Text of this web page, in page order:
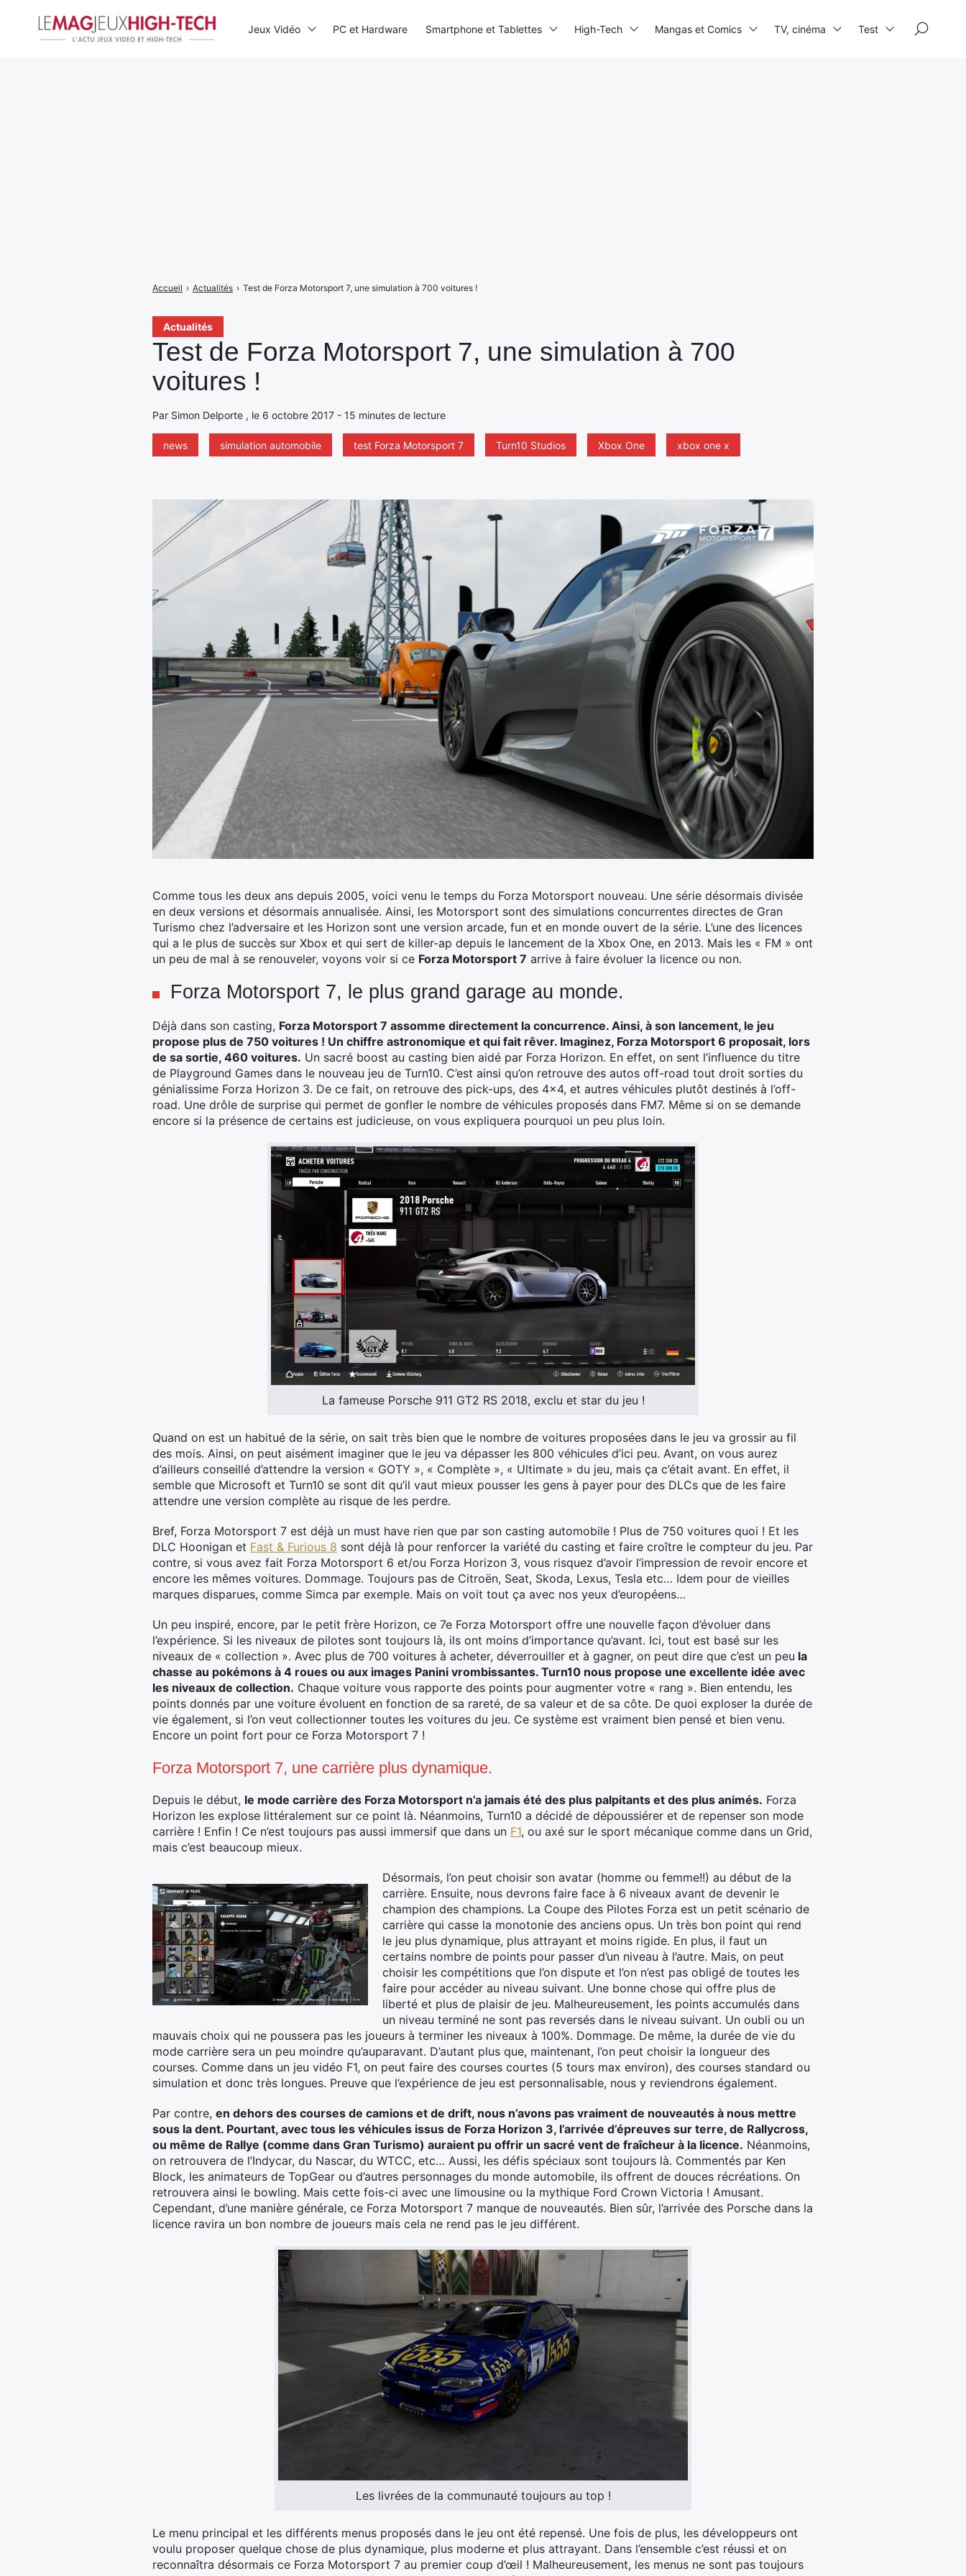
Actualités
Test de Forza Motorsport 7, une simulation à 700
voitures !
Par Simon Delporte , le 6 octobre 2017 - 15 minutes de lecture
news simulation automobile test Forza Motorsport 7 Turn10 Studios Xbox One xbox one x
Accueil › Actualités › Test de Forza Motorsport 7, une simulation à 700 voitures !
Comme tous les deux ans depuis 2005, voici venu le temps du Forza Motorsport nouveau. Une série désormais divisée
en deux versions et désormais annualisée. Ainsi, les Motorsport sont des simulations concurrentes directes de Gran
Turismo chez l’adversaire et les Horizon sont une version arcade, fun et en monde ouvert de la série. L’une des licences
qui a le plus de succès sur Xbox et qui sert de killer-ap depuis le lancement de la Xbox One, en 2013. Mais les « FM » ont
un peu de mal à se renouveler, voyons voir si ce Forza Motorsport 7 arrive à faire évoluer la licence ou non.
Forza Motorsport 7, le plus grand garage au monde.
Déjà dans son casting, Forza Motorsport 7 assomme directement la concurrence. Ainsi, à son lancement, le jeu
propose plus de 750 voitures ! Un chiffre astronomique et qui fait rêver. Imaginez, Forza Motorsport 6 proposait, lors
de sa sortie, 460 voitures. Un sacré boost au casting bien aidé par Forza Horizon. En effet, on sent l’influence du titre
de Playground Games dans le nouveau jeu de Turn10. C’est ainsi qu’on retrouve des autos off-road tout droit sorties du
génialissime Forza Horizon 3. De ce fait, on retrouve des pick-ups, des 4×4, et autres véhicules plutôt destinés à l’off-
road. Une drôle de surprise qui permet de gonfler le nombre de véhicules proposés dans FM7. Même si on se demande
encore si la présence de certains est judicieuse, on vous expliquera pourquoi un peu plus loin.
La fameuse Porsche 911 GT2 RS 2018, exclu et star du jeu !
Quand on est un habitué de la série, on sait très bien que le nombre de voitures proposées dans le jeu va grossir au fil
des mois. Ainsi, on peut aisément imaginer que le jeu va dépasser les 800 véhicules d’ici peu. Avant, on vous aurez
d’ailleurs conseillé d’attendre la version « GOTY », « Complète », « Ultimate » du jeu, mais ça c’était avant. En effet, il
semble que Microsoft et Turn10 se sont dit qu’il vaut mieux pousser les gens à payer pour des DLCs que de les faire
attendre une version complète au risque de les perdre.
Bref, Forza Motorsport 7 est déjà un must have rien que par son casting automobile ! Plus de 750 voitures quoi ! Et les
DLC Hoonigan et Fast & Furious 8 sont déjà là pour renforcer la variété du casting et faire croître le compteur du jeu. Par
contre, si vous avez fait Forza Motorsport 6 et/ou Forza Horizon 3, vous risquez d’avoir l’impression de revoir encore et
encore les mêmes voitures. Dommage. Toujours pas de Citroën, Seat, Skoda, Lexus, Tesla etc… Idem pour de vieilles
marques disparues, comme Simca par exemple. Mais on voit tout ça avec nos yeux d’européens…
Un peu inspiré, encore, par le petit frère Horizon, ce 7e Forza Motorsport offre une nouvelle façon d’évoluer dans
l’expérience. Si les niveaux de pilotes sont toujours là, ils ont moins d’importance qu’avant. Ici, tout est basé sur les
niveaux de « collection ». Avec plus de 700 voitures à acheter, déverrouiller et à gagner, on peut dire que c’est un peu la
chasse au pokémons à 4 roues ou aux images Panini vrombissantes. Turn10 nous propose une excellente idée avec
les niveaux de collection. Chaque voiture vous rapporte des points pour augmenter votre « rang ». Bien entendu, les
points donnés par une voiture évoluent en fonction de sa rareté, de sa valeur et de sa côte. De quoi exploser la durée de
vie également, si l’on veut collectionner toutes les voitures du jeu. Ce système est vraiment bien pensé et bien venu.
Encore un point fort pour ce Forza Motorsport 7 !
Forza Motorsport 7, une carrière plus dynamique.
Depuis le début, le mode carrière des Forza Motorsport n’a jamais été des plus palpitants et des plus animés. Forza
Horizon les explose littéralement sur ce point là. Néanmoins, Turn10 a décidé de dépoussiérer et de repenser son mode
carrière ! Enfin ! Ce n’est toujours pas aussi immersif que dans un F1, ou axé sur le sport mécanique comme dans un Grid,
mais c’est beaucoup mieux.
Désormais, l’on peut choisir son avatar (homme ou femme!!) au début de la
carrière. Ensuite, nous devrons faire face à 6 niveaux avant de devenir le
champion des champions. La Coupe des Pilotes Forza est un petit scénario de
carrière qui casse la monotonie des anciens opus. Un très bon point qui rend
le jeu plus dynamique, plus attrayant et moins rigide. En plus, il faut un
certains nombre de points pour passer d’un niveau à l’autre. Mais, on peut
choisir les compétitions que l’on dispute et l’on n’est pas obligé de toutes les
faire pour accéder au niveau suivant. Une bonne chose qui offre plus de
liberté et plus de plaisir de jeu. Malheureusement, les points accumulés dans
un niveau terminé ne sont pas reversés dans le niveau suivant. Un oubli ou un
mauvais choix qui ne poussera pas les joueurs à terminer les niveaux à 100%. Dommage. De même, la durée de vie du
mode carrière sera un peu moindre qu’auparavant. D’autant plus que, maintenant, l’on peut choisir la longueur des
courses. Comme dans un jeu vidéo F1, on peut faire des courses courtes (5 tours max environ), des courses standard ou
simulation et donc très longues. Preuve que l’expérience de jeu est personnalisable, nous y reviendrons également.
Par contre, en dehors des courses de camions et de drift, nous n’avons pas vraiment de nouveautés à nous mettre
sous la dent. Pourtant, avec tous les véhicules issus de Forza Horizon 3, l’arrivée d’épreuves sur terre, de Rallycross,
ou même de Rallye (comme dans Gran Turismo) auraient pu offrir un sacré vent de fraîcheur à la licence. Néanmoins,
on retrouvera de l’Indycar, du Nascar, du WTCC, etc… Aussi, les défis spéciaux sont toujours là. Commentés par Ken
Block, les animateurs de TopGear ou d’autres personnages du monde automobile, ils offrent de douces récréations. On
retrouvera ainsi le bowling. Mais cette fois-ci avec une limousine ou la mythique Ford Crown Victoria ! Amusant.
Cependant, d’une manière générale, ce Forza Motorsport 7 manque de nouveautés. Bien sûr, l’arrivée des Porsche dans la
licence ravira un bon nombre de joueurs mais cela ne rend pas le jeu différent.
Les livrées de la communauté toujours au top !
Le menu principal et les différents menus proposés dans le jeu ont été repensé. Une fois de plus, les développeurs ont
voulu proposer quelque chose de plus dynamique, plus moderne et plus attrayant. Dans l’ensemble c’est réussi et on
reconnaîtra désormais ce Forza Motorsport 7 au premier coup d’œil ! Malheureusement, les menus ne sont pas toujours
Jeux Vidéo PC et Hardware Smartphone et Tablettes High-Tech Mangas et Comics TV, cinéma Test